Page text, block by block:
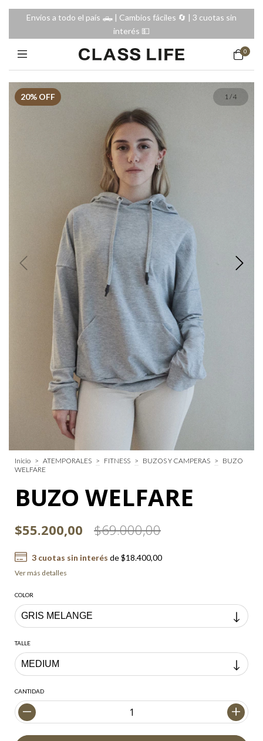
Envíos a todo el país 🛻 | Cambios fáciles 🔄️ | 3 cuotas sin
interés 💵
0
20% OFF 1/4
Inicio > ATEMPORALES > FITNESS > BUZOS Y CAMPERAS > BUZO
WELFARE
BUZO WELFARE
$55.200,00 $69.000,00
3cuotas sin interés de$18.400,00
Ver más detalles
COLOR
TALLE
CANTIDAD